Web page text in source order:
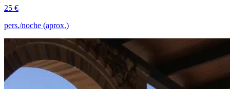
25 €
pers./noche (aprox.)